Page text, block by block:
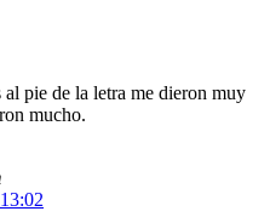
al pie de la letra me dieron muy
mucho.